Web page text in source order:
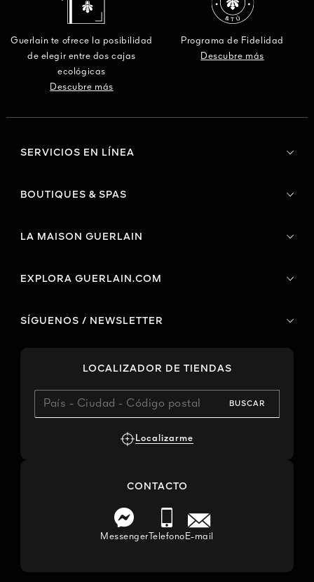
Guerlain te ofrece la posibilidad
de elegir entre dos cajas
ecológicas
Descubre más
Programa de Fidelidad
Descubre más
SERVICIOS EN LÍNEA
BOUTIQUES & SPAS
LA MAISON GUERLAIN
EXPLORA GUERLAIN.COM
SÍGUENOS / NEWSLETTER
LOCALIZADOR DE TIENDAS
BUSCAR
Localizarme
CONTACTO
MessengerTelefono E-mail